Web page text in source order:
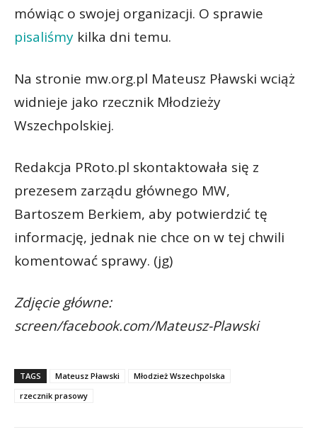
mówiąc o swojej organizacji. O sprawie
pisaliśmy kilka dni temu.
Na stronie mw.org.pl Mateusz Pławski wciąż
widnieje jako rzecznik Młodzieży
Wszechpolskiej.
Redakcja PRoto.pl skontaktowała się z
prezesem zarządu głównego MW,
Bartoszem Berkiem, aby potwierdzić tę
informację, jednak nie chce on w tej chwili
komentować sprawy. (jg)
Zdjęcie główne:
screen/facebook.com/Mateusz-Plawski
TAGS Mateusz Pławski
Młodzież Wszechpolska
rzecznik prasowy